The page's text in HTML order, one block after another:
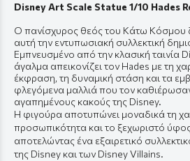
Disney Art Scale Statue 1/10 Hades
Ο πανίσχυρος θεός του Κάτω Κόσμου
αυτή την εντυπωσιακή συλλεκτική
Εμπνευσμένο από την κλασική ταινία
άγαλμα απεικονίζει τον Hades με τη
έκφραση, τη δυναμική στάση και τα
φλεγόμενα μαλλιά που τον
αγαπημένους κακούς της Disney.
Η φιγούρα αποτυπώνει μοναδικά τη
προσωπικότητα και το ξεχωριστό
αποτελώντας ένα εξαιρετικό
της Disney και των Disney Villains.